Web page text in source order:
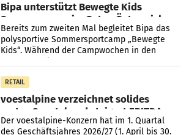
Bipa unterstützt Bewegte Kids
Sommercamps im Osten Österreichs
Bereits zum zweiten Mal begleitet Bipa das
polysportive Sommersportcamp „Bewegte
Kids“. Während der Campwochen in den
RETAIL
voestalpine verzeichnet solides
erstes Quartal und steigert EBITDA
Der voestalpine-Konzern hat im 1. Quartal
des Geschäftsjahres 2026/27 (1. April bis 30.